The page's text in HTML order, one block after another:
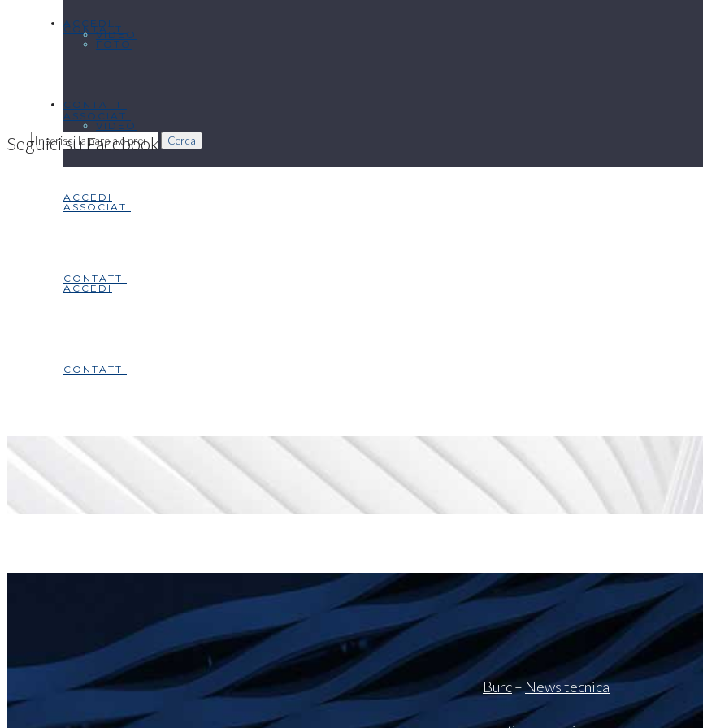
ACCEDI
CONTATTI
CONTATTI
Cerca
VIDEO
ASSOCIATI
ACCEDI
CONTATTI
FOTO
VIDEO
ASSOCIATI
ACCEDI
CONTATTI
Seguici su Facebook
Burc–News tecnica